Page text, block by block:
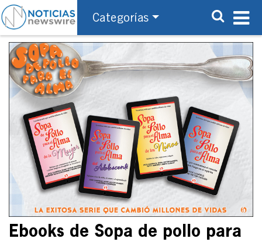
Categorías
Ebooks de Sopa de pollo para